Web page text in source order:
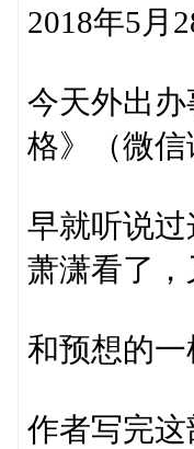
2018年5月
今天外出
格》（微
早就听说
萧潇看了，
和预想的
作者写完